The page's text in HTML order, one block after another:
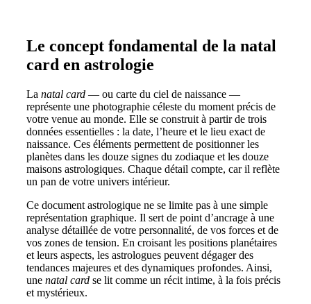
Le concept fondamental de la natal
card en astrologie
La natal card — ou carte du ciel de naissance —
représente une photographie céleste du moment précis de
votre venue au monde. Elle se construit à partir de trois
données essentielles : la date, l’heure et le lieu exact de
naissance. Ces éléments permettent de positionner les
planètes dans les douze signes du zodiaque et les douze
maisons astrologiques. Chaque détail compte, car il reflète
un pan de votre univers intérieur.
Ce document astrologique ne se limite pas à une simple
représentation graphique. Il sert de point d’ancrage à une
analyse détaillée de votre personnalité, de vos forces et de
vos zones de tension. En croisant les positions planétaires
et leurs aspects, les astrologues peuvent dégager des
tendances majeures et des dynamiques profondes. Ainsi,
une natal card se lit comme un récit intime, à la fois précis
et mystérieux.